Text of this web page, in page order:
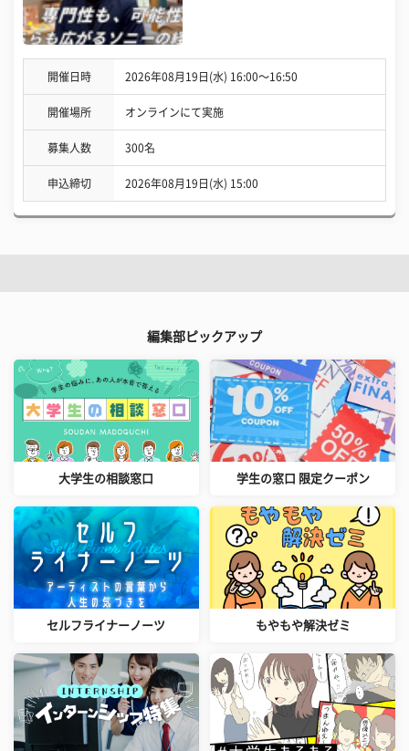
開催日時 2026年08月19日(水) 16:00〜16:50
開催場所 オンラインにて実施
募集人数 300名
申込締切 2026年08月19日(水) 15:00
編集部ピックアップ
大学生の相談窓口 学生の窓口 限定クーポン
セルフライナーノーツ もやもや解決ゼミ